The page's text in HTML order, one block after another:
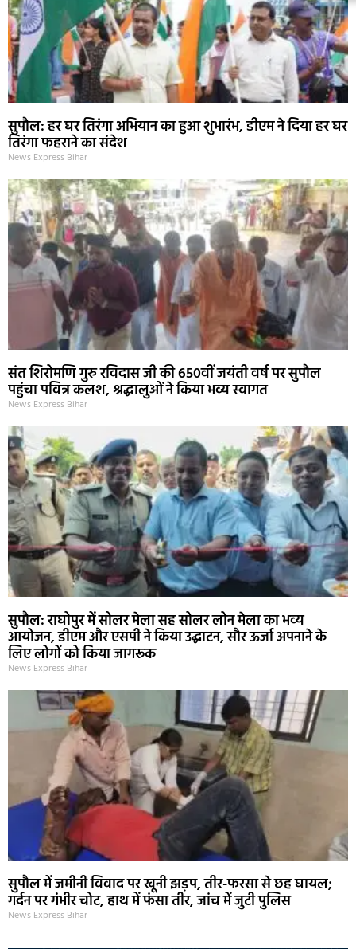
सुपौल: हर घर तिरंगा अभियान का हुआ शुभारंभ, डीएम ने दिया हर घर
तिरंगा फहराने का संदेश
News Express Bihar
संत शिरोमणि गुरु रविदास जी की 650वीं जयंती वर्ष पर सुपौल
पहुंचा पवित्र कलश, श्रद्धालुओं ने किया भव्य स्वागत
News Express Bihar
सुपौल: राघोपुर में सोलर मेला सह सोलर लोन मेला का भव्य
आयोजन, डीएम और एसपी ने किया उद्घाटन, सौर ऊर्जा अपनाने के
लिए लोगों को किया जागरूक
News Express Bihar
सुपौल में जमीनी विवाद पर खूनी झड़प, तीर-फरसा से छह घायल;
गर्दन पर गंभीर चोट, हाथ में फंसा तीर, जांच में जुटी पुलिस
News Express Bihar